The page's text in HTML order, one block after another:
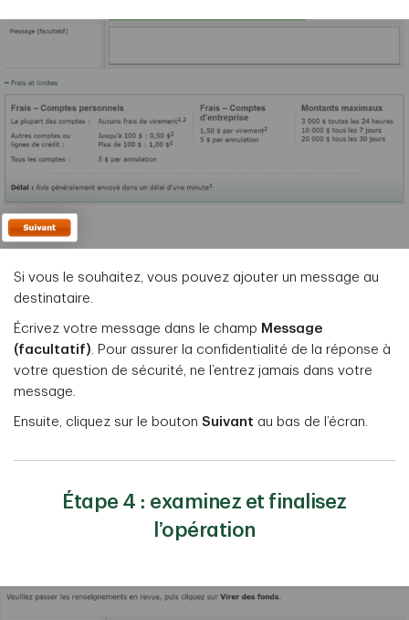
Si vous le souhaitez, vous pouvez ajouter un message au
destinataire.
Écrivez votre message dans le champ Message
(facultatif) . Pour assurer la confidentialité de la réponse à
votre question de sécurité, ne l’entrez jamais dans votre
message.
Ensuite, cliquez sur le bouton Suivant au bas de l’écran.
Étape 4 : examinez et finalisez
l’opération